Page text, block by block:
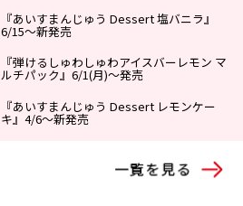
『あいすまんじゅう Dessert 塩バニラ』
6/15～新発売
『弾けるしゅわしゅわアイスバーレモン マ
ルチパック』6/1(月)～発売
『あいすまんじゅう Dessert レモンケー
キ』4/6～新発売